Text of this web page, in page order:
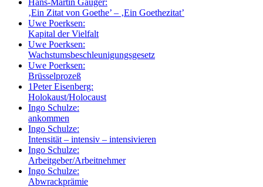
‚Ein Zitat von Goethe’ – ‚Ein Goethezitat’
Uwe Poerksen:
Kapital der Vielfalt
Uwe Poerksen:
Wachstumsbeschleunigungsgesetz
Uwe Poerksen:
Brüsselprozeß
1Peter Eisenberg:
Holokaust/Holocaust
Ingo Schulze:
ankommen
Ingo Schulze:
Intensität – intensiv – intensivieren
Ingo Schulze:
Arbeitgeber/Arbeitnehmer
Ingo Schulze:
Abwrackprämie